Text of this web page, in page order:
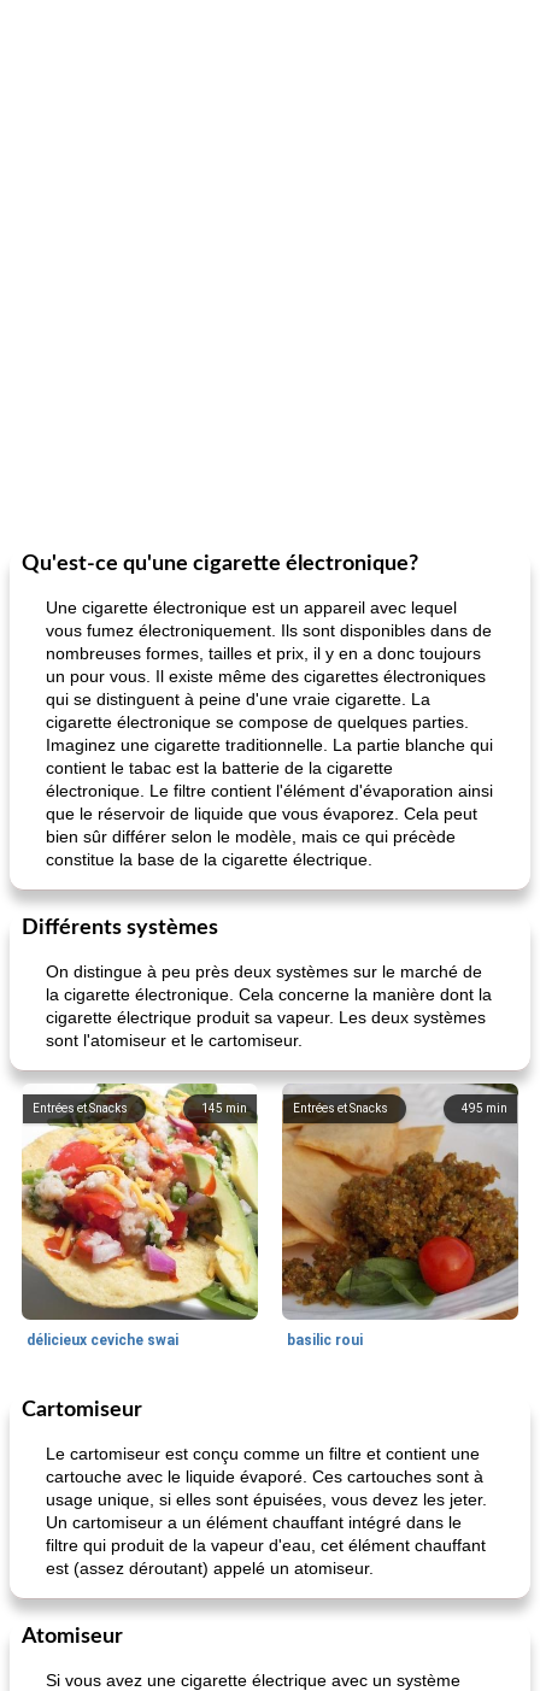
Qu'est-ce qu'une cigarette électronique?
Une cigarette électronique est un appareil avec lequel
vous fumez électroniquement. Ils sont disponibles dans de
nombreuses formes, tailles et prix, il y en a donc toujours
un pour vous. Il existe même des cigarettes électroniques
qui se distinguent à peine d'une vraie cigarette. La
cigarette électronique se compose de quelques parties.
Imaginez une cigarette traditionnelle. La partie blanche qui
contient le tabac est la batterie de la cigarette
électronique. Le filtre contient l'élément d'évaporation ainsi
que le réservoir de liquide que vous évaporez. Cela peut
bien sûr différer selon le modèle, mais ce qui précède
constitue la base de la cigarette électrique.
Différents systèmes
On distingue à peu près deux systèmes sur le marché de
la cigarette électronique. Cela concerne la manière dont la
cigarette électrique produit sa vapeur. Les deux systèmes
sont l'atomiseur et le cartomiseur.
145 min
Entrées et Snacks
délicieux ceviche swai
495 min
Entrées et Snacks
basilic roui
Déjeuner / Snacks
pois chiches rôtis aux épices
Cartomiseur
Le cartomiseur est conçu comme un filtre et contient une
cartouche avec le liquide évaporé. Ces cartouches sont à
usage unique, si elles sont épuisées, vous devez les jeter.
Un cartomiseur a un élément chauffant intégré dans le
filtre qui produit de la vapeur d'eau, cet élément chauffant
est (assez déroutant) appelé un atomiseur.
Atomiseur
Si vous avez une cigarette électrique avec un système